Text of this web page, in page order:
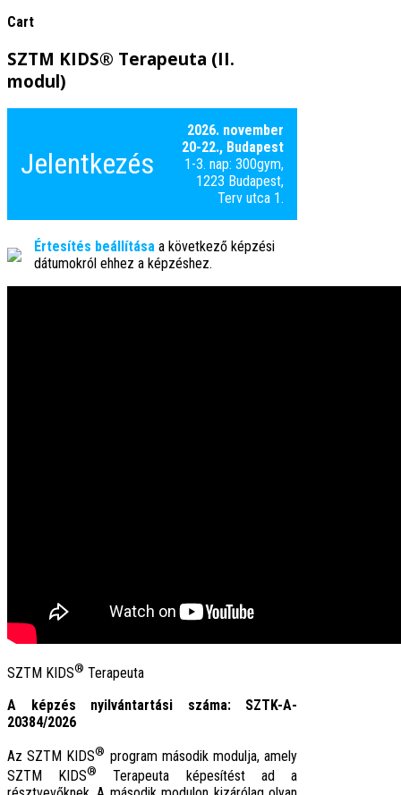
Cart
SZTM KIDS® Terapeuta (II.
modul)
Jelentkezés
2026. november
20-22., Budapest
1-3. nap: 300gym,
1223 Budapest,
Terv utca 1.
Értesítés beállításaa következő képzési
dátumokról ehhez a képzéshez.
SZTM KIDS® Terapeuta
A képzés nyilvántartási száma: SZTK-A-
20384/2026
Az SZTM KIDS® program második modulja, amely
SZTM KIDS®
Terapeuta képesítést ad a